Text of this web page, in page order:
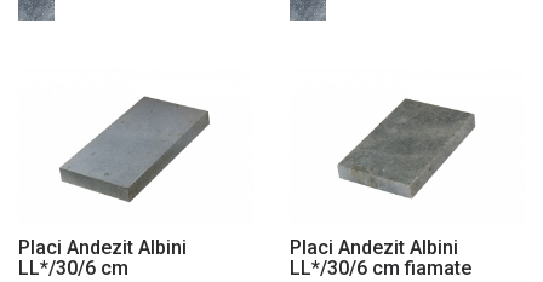
Placi Andezit Albini
LL*/30/6 cm
Placi Andezit Albini
LL*/30/6 cm fiamate